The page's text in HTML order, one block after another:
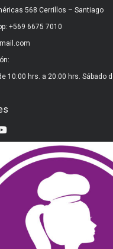
568 Cerrillos – Santiago
+569 6675 7010
10:00 hrs. a 20:00 hrs. Sábado